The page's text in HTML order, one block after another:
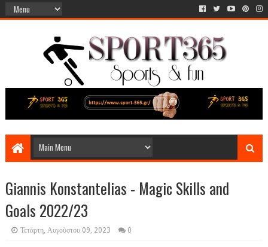
Giannis Konstantelias - Magic Skills and
Goals 2022/23
Τετάρτη, Αυγούστου 09, 2023 0